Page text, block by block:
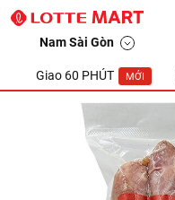
Nam Sài Gòn
Giao 60 PHÚT MỚI